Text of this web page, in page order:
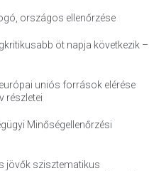
országos ellenőrzése
öt napja következik –
uniós források elérése
részletei
Minőségellenőrzési
jövők szisztematikus